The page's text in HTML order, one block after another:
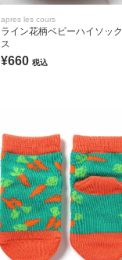
apres les cours
ライン花柄ベビーハイソック
ス
¥660 税込